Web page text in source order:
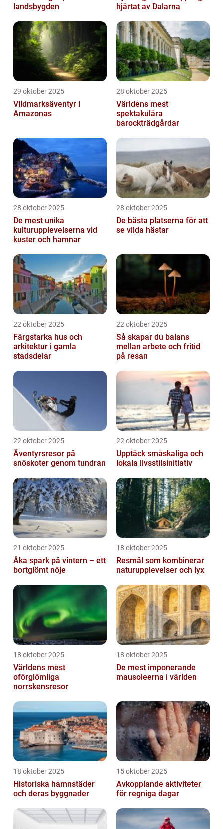
landsbygden
hjärtat av Dalarna
29 oktober 2025
Vildmarksäventyr i
Amazonas
28 oktober 2025
Världens mest
spektakulära
barockträdgårdar
28 oktober 2025
De mest unika
kulturupplevelserna vid
kuster och hamnar
28 oktober 2025
De bästa platserna för att
se vilda hästar
22 oktober 2025
Färgstarka hus och
arkitektur i gamla
stadsdelar
22 oktober 2025
Så skapar du balans
mellan arbete och fritid
på resan
22 oktober 2025
Äventyrsresor på
snöskoter genom tundran
22 oktober 2025
Upptäck småskaliga och
lokala livsstilsinitiativ
21 oktober 2025
Åka spark på vintern – ett
bortglömt nöje
18 oktober 2025
Resmål som kombinerar
naturupplevelser och lyx
18 oktober 2025
Världens mest
oförglömliga
norrskensresor
18 oktober 2025
De mest imponerande
mausoleerna i världen
18 oktober 2025
Historiska hamnstäder
och deras byggnader
15 oktober 2025
Avkopplande aktiviteter
för regniga dagar